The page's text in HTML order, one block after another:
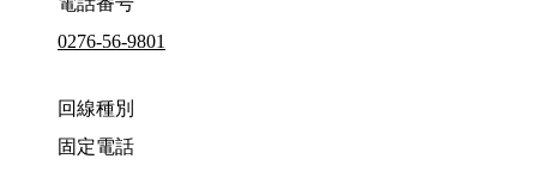
0276-56-9801
回線種別
固定電話